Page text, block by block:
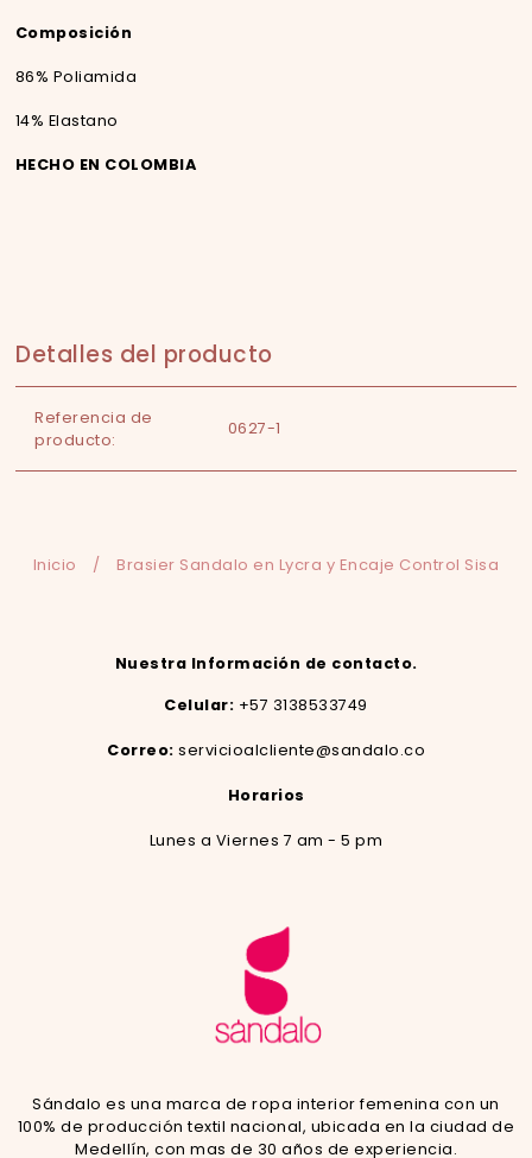
Composición
86% Poliamida
14% Elastano
HECHO EN COLOMBIA
Detalles del producto
Referencia de
producto:
0627-1
Inicio / Brasier Sandalo en Lycra y Encaje Control Sisa
Nuestra Información de contacto.
Celular: +57 3138533749
Correo: servicioalcliente@sandalo.co
Horarios
Lunes a Viernes 7 am - 5 pm
Sándalo es una marca de ropa interior femenina con un
100% de producción textil nacional, ubicada en la ciudad de
Medellín, con mas de 30 años de experiencia.